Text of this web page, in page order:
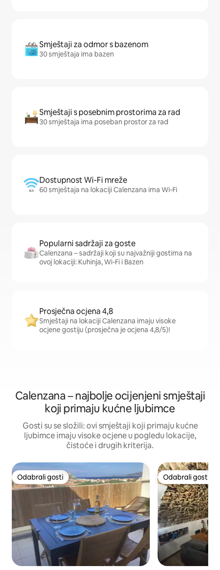
Smještaji za odmor s bazenom
30 smještaja ima bazen
Smještaji s posebnim prostorima za rad
30 smještaja ima poseban prostor za rad
Dostupnost Wi-Fi mreže
60 smještaja na lokaciji Calenzana ima Wi-Fi
Popularni sadržaji za goste
Calenzana – sadržaji koji su najvažniji gostima na
ovoj lokaciji: Kuhinja, Wi-Fi i Bazen
Prosječna ocjena 4,8
Smještaji na lokaciji Calenzana imaju visoke
ocjene gostiju (prosječna je ocjena 4,8/5)!
Calenzana – najbolje ocijenjeni smještaji
koji primaju kućne ljubimce
Gosti su se složili: ovi smještaji koji primaju kućne
ljubimce imaju visoke ocjene u pogledu lokacije,
čistoće i drugih kriterija.
Odabrali gosti
Odabrali gosti Odabrali gosti
Odabrali gosti